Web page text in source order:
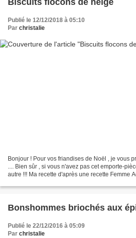
Publié le 12/12/2018 à 05:10
Par christalie
Bonjour ! Pour vos friandises de Noël , je vous
.... Bien sûr , si vous n'avez pas cet emporte-
autre !!! Ma recette d'après une recette Femme
Bonshommes briochés aux
Publié le 22/12/2016 à 05:09
Par christalie